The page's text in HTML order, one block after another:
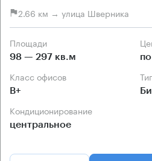
2.66 км → улица Шверника
Площади
98 — 297 кв.м
Класс офисов
B+
Кондиционирование
центральное